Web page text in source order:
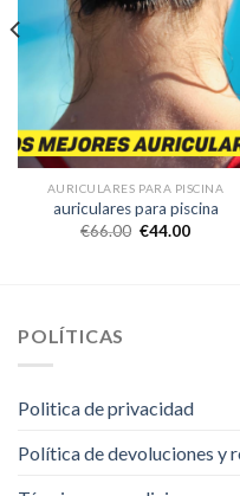
AURICULARES PARA PISCINA
auriculares para piscina
€66.00 €44.00
POLÍTICAS
Politica de privacidad
Política de devoluciones y